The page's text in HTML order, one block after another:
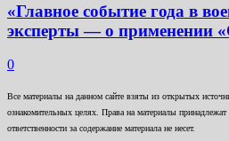
«Главное событие года в
эксперты — о применении
0
Все материалы на данном сайте взяты из открытых
ознакомительных целях. Права на материалы
ответственности за содержание материала не несет.